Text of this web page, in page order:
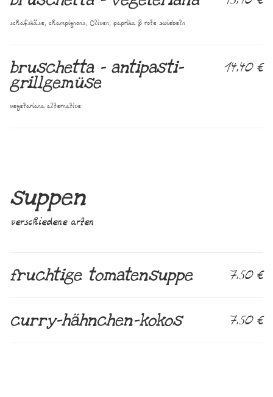
schafskäse, champignons, Oliven, paprika & rote zwiebeln
bruschetta – antipasti-
grillgemüse
14,40 €
vegetariana alternative
suppen
verschiedene arten
fruchtige tomatensuppe 7,50 €
curry-hähnchen-kokos 7,50 €